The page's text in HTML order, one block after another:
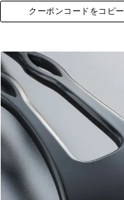
クーポンコードをコピー